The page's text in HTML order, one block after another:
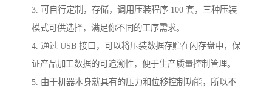
3. 可自行定制，存储，调用压装程序 100 套，三种压装
模式可供选择，满足你不同的工序需求。
4. 通过 USB 接口，可以将压装数据存贮在闪存盘中，保
证产品加工数据的可追溯性，便于生产质量控制管理。
5. 由于机器本身就具有的压力和位移控制功能，所以不